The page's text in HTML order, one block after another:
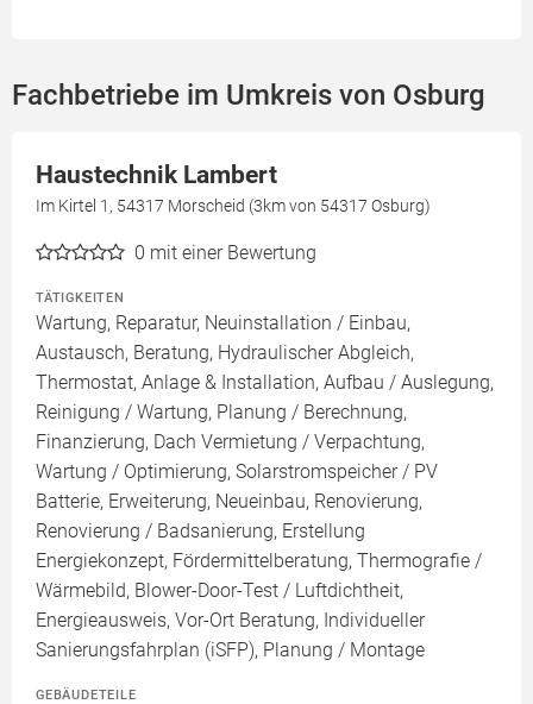
Fachbetriebe im Umkreis von Osburg
Haustechnik Lambert
Im Kirtel 1, 54317 Morscheid (3km von 54317 Osburg)
0 mit einer Bewertung
TÄTIGKEITEN
Wartung, Reparatur, Neuinstallation / Einbau,
Austausch, Beratung, Hydraulischer Abgleich,
Thermostat, Anlage & Installation, Aufbau / Auslegung,
Reinigung / Wartung, Planung / Berechnung,
Finanzierung, Dach Vermietung / Verpachtung,
Wartung / Optimierung, Solarstromspeicher / PV
Batterie, Erweiterung, Neueinbau, Renovierung,
Renovierung / Badsanierung, Erstellung
Energiekonzept, Fördermittelberatung, Thermografie /
Wärmebild, Blower-Door-Test / Luftdichtheit,
Energieausweis, Vor-Ort Beratung, Individueller
Sanierungsfahrplan (iSFP), Planung / Montage
GEBÄUDETEILE